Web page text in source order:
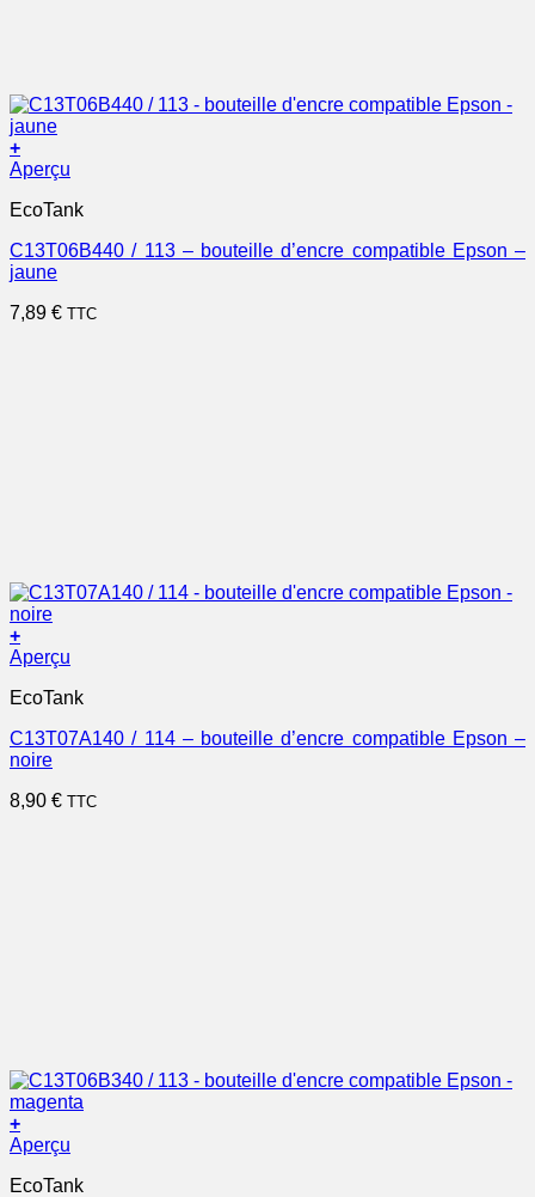
+
Aperçu
EcoTank
C13T06B440 / 113 – bouteille d’encre compatible Epson –
jaune
7,89 € TTC
+
Aperçu
EcoTank
C13T07A140 / 114 – bouteille d’encre compatible Epson –
noire
8,90 € TTC
+
Aperçu
EcoTank